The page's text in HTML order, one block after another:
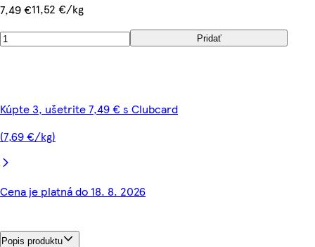
7,49 €11,52 €/kg
Pridať
Kúpte 3, ušetrite 7,49 € s Clubcard
(7,69 €/kg)
Cena je platná do 18. 8. 2026
Popis produktu